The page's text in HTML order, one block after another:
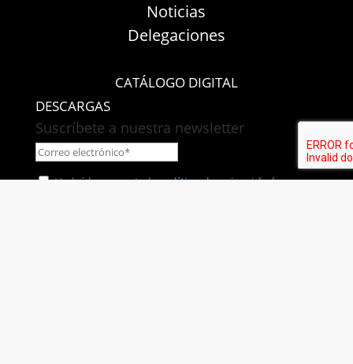
Noticias
Delegaciones
CATÁLOGO DIGITAL
DESCARGAS
Suscríbete a nuestra newsletter
He leído y acepto lapolítica de privacidad.